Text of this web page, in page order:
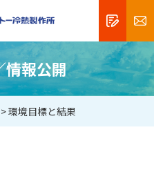
情報公開
> 環境目標と結果